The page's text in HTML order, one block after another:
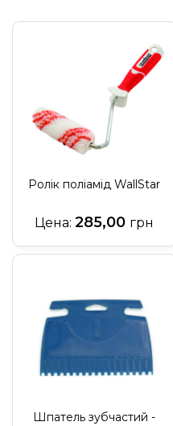
Ролік поліамід WallStar
Цена:285,00 грн
Шпатель зубчастий -